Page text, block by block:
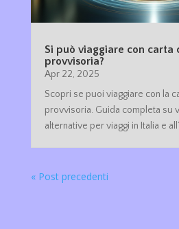
Si può viaggiare con carta
provvisoria?
Apr 22, 2025
Scopri se puoi viaggiare con la
provvisoria. Guida completa su
alternative per viaggi in Italia e
« Post precedenti